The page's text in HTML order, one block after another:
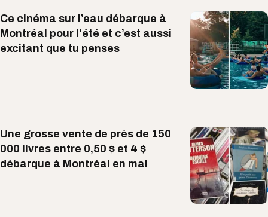
Ce cinéma sur l’eau débarque à
Montréal pour l'été et c’est aussi
excitant que tu penses
Une grosse vente de près de 150
000 livres entre 0,50 $ et 4 $
débarque à Montréal en mai